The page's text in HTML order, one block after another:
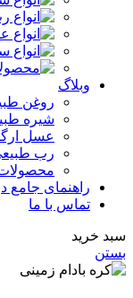
وبلاگ
روغن
شیره
عسل
رب
راهنمای جامع
تماس با ما
سبد خرید
بستن